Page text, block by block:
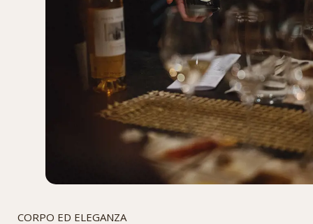
CORPO ED ELEGANZA